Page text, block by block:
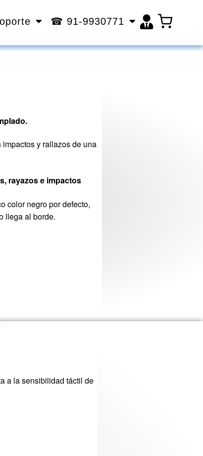
☎ 91-9930771
y rallazos de una
rayazos e impactos
color negro por defecto,
llega al borde.
a la sensibilidad táctil de